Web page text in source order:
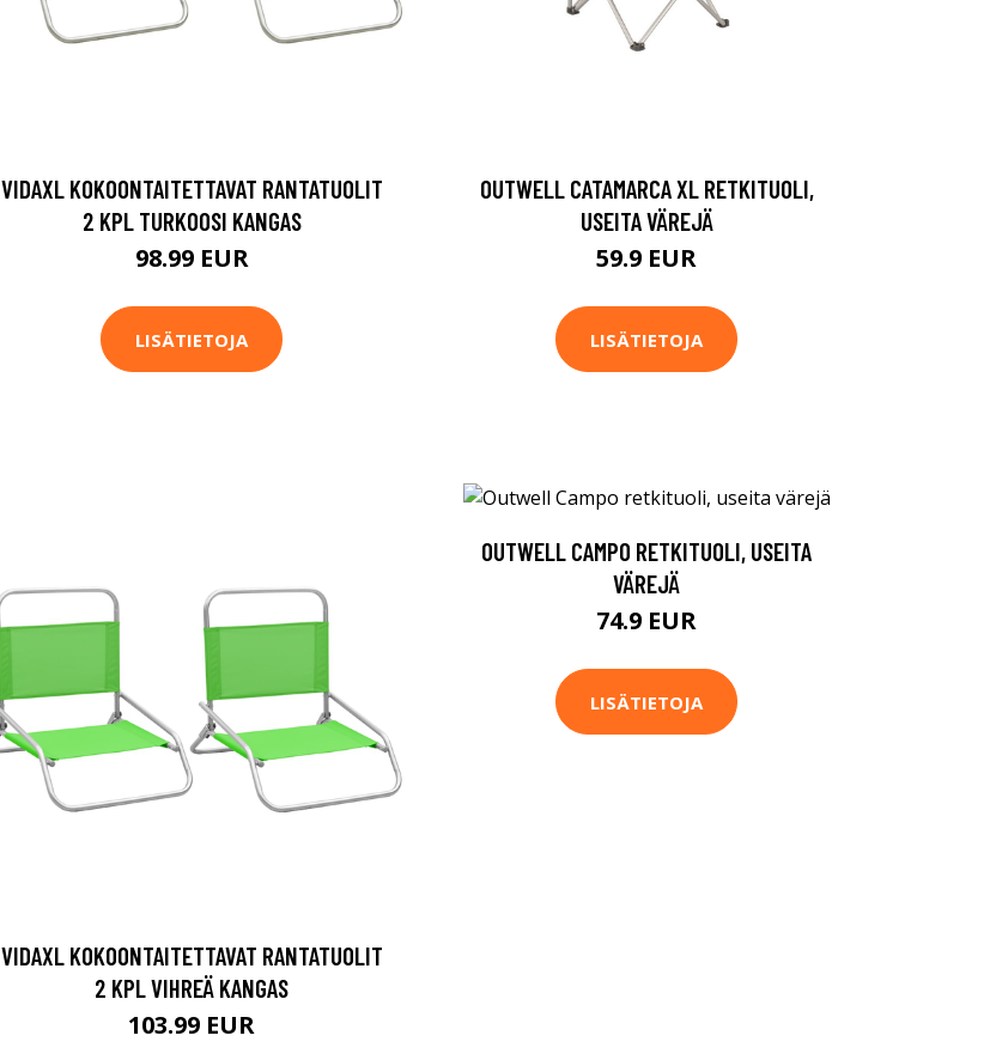
VIDAXL KOKOONTAITETTAVAT RANTATUOLIT
2 KPL TURKOOSI KANGAS
98.99 EUR
LISÄTIETOJA
OUTWELL CATAMARCA XL RETKITUOLI,
USEITA VÄREJÄ
59.9 EUR
LISÄTIETOJA
VIDAXL KOKOONTAITETTAVAT RANTATUOLIT
2 KPL VIHREÄ KANGAS
103.99 EUR
OUTWELL CAMPO RETKITUOLI, USEITA
VÄREJÄ
74.9 EUR
LISÄTIETOJA